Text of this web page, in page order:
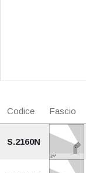
Codice Fascio
S.2160N